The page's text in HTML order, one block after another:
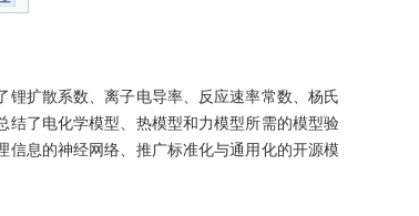
扩散系数、离子电导率、反应速率常数、杨氏
结了电化学模型、热模型和力模型所需的模型验
信息的神经网络、推广标准化与通用化的开源模